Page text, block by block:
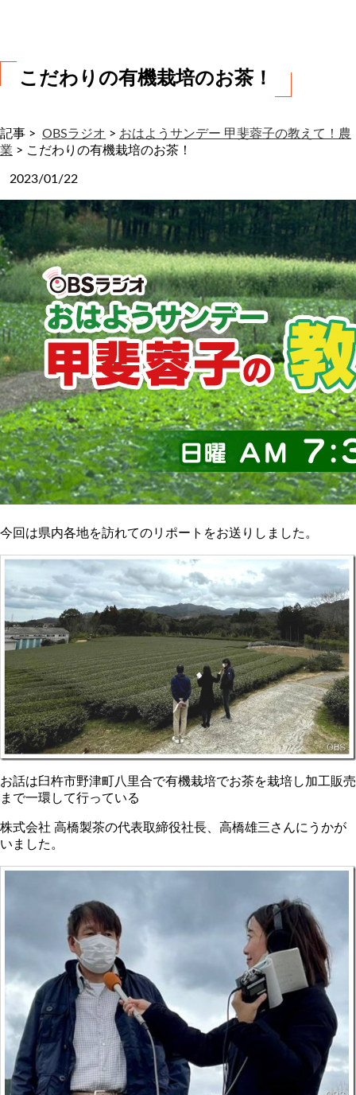
こだわりの有機栽培のお茶！
記事 > OBSラジオ > おはようサンデー 甲斐蓉子の教えて！農
業 > こだわりの有機栽培のお茶！
2023/01/22
今回は県内各地を訪れてのリポートをお送りしました。
お話は臼杵市野津町八里合で有機栽培でお茶を栽培し加工販売
まで一環して行っている
株式会社 高橋製茶の代表取締役社長、高橋雄三さんにうかが
いました。